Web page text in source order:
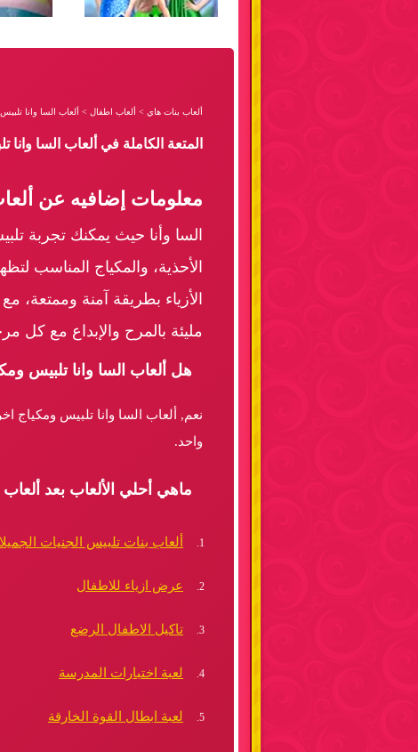
ألعاب بنات هاي > ألعاب اطفال > ألعاب السا وانا
المتعة الكاملة في ألعاب السا
معلومات إضافيه عن
السا وأنا حيث يمكنك تجربة
الأحذية، والمكياج المناسب
الأزياء بطريقة آمنة
مليئة بالمرح والإبداع مع كل
هل ألعاب السا وانا تلبيس
نعم, ألعاب السا وانا تلبيس ومكياج
واحد.
ماهي أحلي الألعاب بعد
ألعاب بنات تلبيس الجنيات
عرض ازياء للاطفال
تاكيل الاطفال الرضع
لعبة اختبارات المدرسة
لعبة ابطال القوة الخارقة